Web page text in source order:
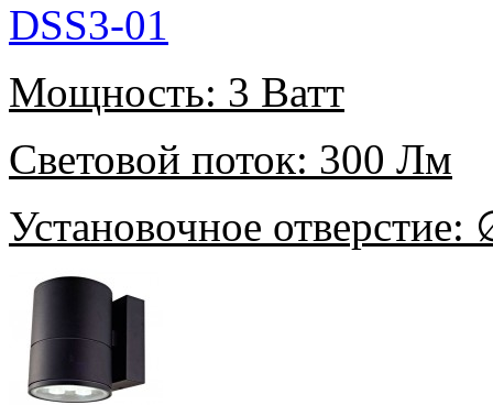
DSS3-01
Мощность: 3 Ватт
Световой поток: 300 Лм
Установочное отверстие: